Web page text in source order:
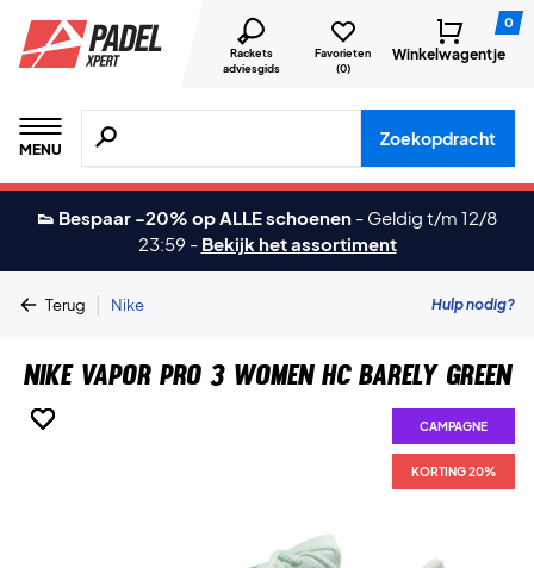
Rackets
adviesgids
Favorieten
(0)
0
Winkelwagentje
MENU
Zoeken naar producten, merken etc.
Zoekopdracht
👟 Bespaar -20% op ALLE schoenen - Geldig t/m 12/8
23:59 - Bekijk het assortiment
Terug | Nike Hulp nodig?
Nike Vapor Pro 3 Women HC Barely Green
CAMPAGNE
KORTING 20%
CAMPAGNE
KORTING 20%
CAMPAGNE
KORTING 20%
CAMPAGNE
KORTING 20%
CAMPAGNE
KORTING 20%
CAMPAGNE
KORTING 20%
CAMPAGNE
KORTING 20%
CAMPAGNE
KORTING 20%